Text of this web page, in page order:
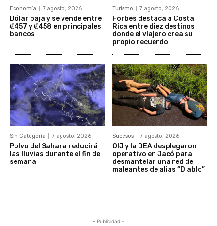
Economía 7 agosto, 2026
Dólar baja y se vende entre
₡457 y ₡458 en principales
bancos
Turismo 7 agosto, 2026
Forbes destaca a Costa
Rica entre diez destinos
donde el viajero crea su
propio recuerdo
Sin Categoría 7 agosto, 2026
Polvo del Sahara reducirá
las lluvias durante el fin de
semana
Sucesos 7 agosto, 2026
OIJ y la DEA desplegaron
operativo en Jacó para
desmantelar una red de
maleantes de alias “Diablo”
- Publicidad -